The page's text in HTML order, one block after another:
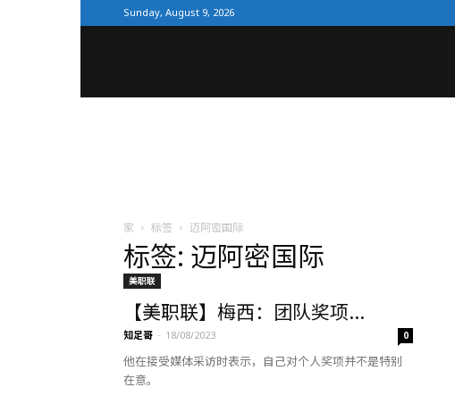
Sunday, August 9, 2026
网
家 标签 迈阿密国际
标签: 迈阿密国际
美职联
【美职联】梅西：团队奖项...
知足哥 - 18/08/2023 0
他在接受媒体采访时表示，自己对个人奖项并不是特别
在意。